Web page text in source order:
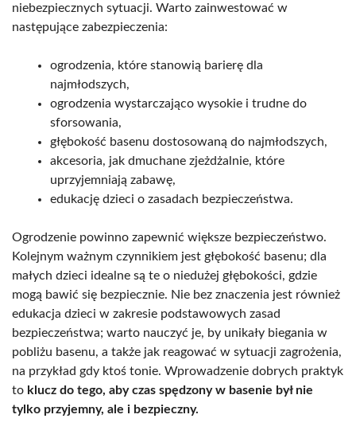
niebezpiecznych sytuacji. Warto zainwestować w
następujące zabezpieczenia:
ogrodzenia, które stanowią barierę dla
najmłodszych,
ogrodzenia wystarczająco wysokie i trudne do
sforsowania,
głębokość basenu dostosowaną do najmłodszych,
akcesoria, jak dmuchane zjeżdżalnie, które
uprzyjemniają zabawę,
edukację dzieci o zasadach bezpieczeństwa.
Ogrodzenie powinno zapewnić większe bezpieczeństwo.
Kolejnym ważnym czynnikiem jest głębokość basenu; dla
małych dzieci idealne są te o niedużej głębokości, gdzie
mogą bawić się bezpiecznie. Nie bez znaczenia jest również
edukacja dzieci w zakresie podstawowych zasad
bezpieczeństwa; warto nauczyć je, by unikały biegania w
pobliżu basenu, a także jak reagować w sytuacji zagrożenia,
na przykład gdy ktoś tonie. Wprowadzenie dobrych praktyk
to klucz do tego, aby czas spędzony w basenie był nie
tylko przyjemny, ale i bezpieczny.